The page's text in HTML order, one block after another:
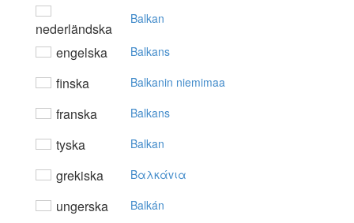
nederländska
Balkan
engelska Balkans
finska Balkanin niemimaa
franska Balkans
tyska Balkan
grekiska Bαλκάvια
ungerska Balkán